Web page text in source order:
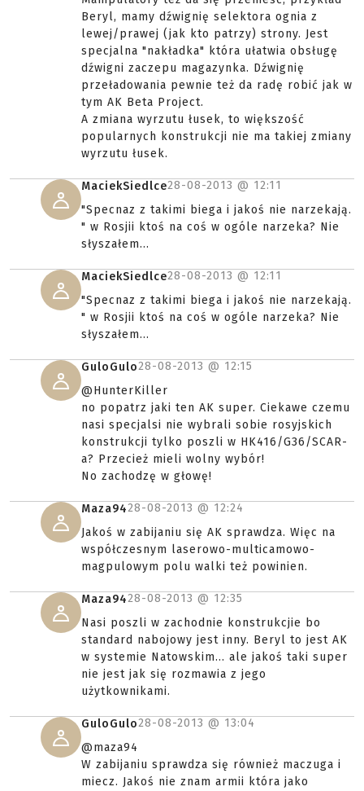
Beryl, mamy dźwignię selektora ognia z
lewej/prawej (jak kto patrzy) strony. Jest
specjalna "nakładka" która ułatwia obsługę
dźwigni zaczepu magazynka. Dźwignię
przeładowania pewnie też da radę robić jak w
tym AK Beta Project.
A zmiana wyrzutu łusek, to większość
popularnych konstrukcji nie ma takiej zmiany
wyrzutu łusek.
MaciekSiedlce28-08-2013 @ 12:11
"Specnaz z takimi biega i jakoś nie narzekają.
" w Rosjii ktoś na coś w ogóle narzeka? Nie
słyszałem...
MaciekSiedlce28-08-2013 @ 12:11
"Specnaz z takimi biega i jakoś nie narzekają.
" w Rosjii ktoś na coś w ogóle narzeka? Nie
słyszałem...
GuloGulo28-08-2013 @ 12:15
@HunterKiller
no popatrz jaki ten AK super. Ciekawe czemu
nasi specjalsi nie wybrali sobie rosyjskich
konstrukcji tylko poszli w HK416/G36/SCAR-
a? Przecież mieli wolny wybór!
No zachodzę w głowę!
Maza9428-08-2013 @ 12:24
Jakoś w zabijaniu się AK sprawdza. Więc na
współczesnym laserowo-multicamowo-
magpulowym polu walki też powinien.
Maza9428-08-2013 @ 12:35
Nasi poszli w zachodnie konstrukcjie bo
standard nabojowy jest inny. Beryl to jest AK
w systemie Natowskim... ale jakoś taki super
nie jest jak się rozmawia z jego
użytkownikami.
GuloGulo28-08-2013 @ 13:04
@maza94
W zabijaniu sprawdza się również maczuga i
miecz. Jakoś nie znam armii która jako